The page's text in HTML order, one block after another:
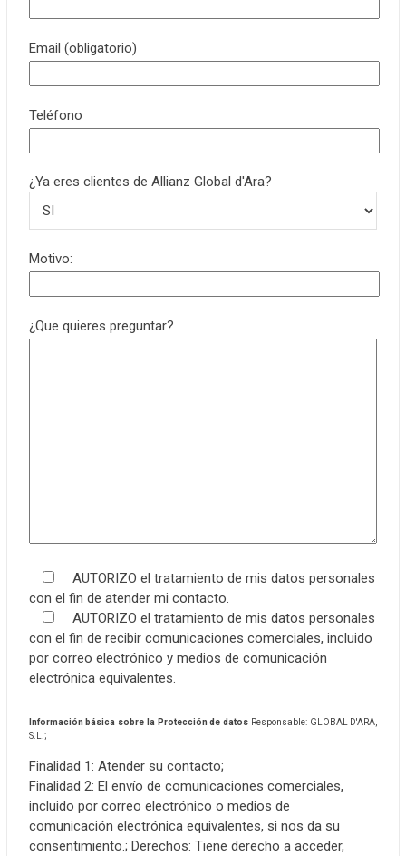
Email (obligatorio)
Teléfono
¿Ya eres clientes de Allianz Global d'Ara?
Motivo:
¿Que quieres preguntar?
AUTORIZO el tratamiento de mis datos personales
con el fin de atender mi contacto.
AUTORIZO el tratamiento de mis datos personales
con el fin de recibir comunicaciones comerciales, incluido
por correo electrónico y medios de comunicación
electrónica equivalentes.
Información básica sobre la Protección de datos Responsable: GLOBAL D'ARA,
S.L.;
Finalidad 1: Atender su contacto;
Finalidad 2: El envío de comunicaciones comerciales,
incluido por correo electrónico o medios de
comunicación electrónica equivalentes, si nos da su
consentimiento.; Derechos: Tiene derecho a acceder,